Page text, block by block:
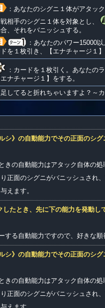
：あなたのシグニ１体がアタッ
相手のシグニ１体を対象とし、
、それをバニッシュする。
：あなたのパワー15000
を１枚引き、【エナチャージ１】
：カードを１枚引く。あなたの
エナチャージ１】をする。
してると折れちゃいますよ？～
》の自動能力でその正面のシグ
きの自動能力はアタック自体の
正面のシグニがバニッシュされ
えます。
たとき、先に下の能力を発動
る自動能力ですので、好きな順
》の自動能力でその正面のシグ
きの自動能力はアタック自体の
正面のシグニがバニッシュされ